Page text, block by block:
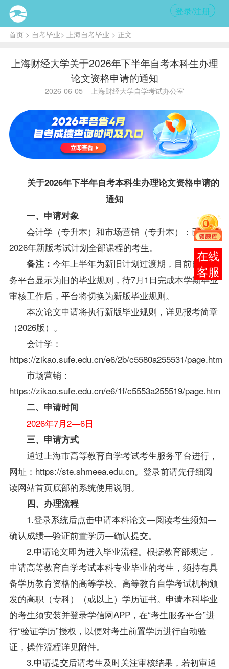
登录/注册
首页> 自考毕业> 上海自考毕业 > 正文
​上海财经大学关于2026年下半年自考本科生办理
论文资格申请的通知
2026-06-05 上海财经大学自学考试办公室
关于2026年下半年自考本科生办理论文资格申请的
通知
一、申请对象
会计学（专升本）和市场营销（专升本）：已考完
2026年新版考试计划全部课程的考生。
备注： 今年上半年为新旧计划过渡期，目前自考服
务平台显示为旧的毕业规则，待7月1日完成本学期毕业
审核工作后，平台将切换为新版毕业规则。
本次论文申请将执行新版毕业规则，详见报考简章
（2026版）。
会计学：
https://zikao.sufe.edu.cn/e6/2b/c5580a255531/page.htm
市场营销：
https://zikao.sufe.edu.cn/e6/1f/c5553a255519/page.htm
二、申请时间
2026年7月2—6日
三、申请方式
通过上海市高等教育自学考试考生服务平台进行，
网址：https://ste.shmeea.edu.cn。登录前请先仔细阅
读网站首页底部的系统使用说明。
四、办理流程
1.登录系统后点击申请本科论文—阅读考生须知—
确认成绩—验证前置学历—确认提交。
2.申请论文即为进入毕业流程。根据教育部规定，
申请高等教育自学考试本科专业毕业的考生，须持有具
备学历教育资格的高等学校、高等教育自学考试机构颁
发的高职（专科）（或以上）学历证书。申请本科毕业
的考生须安装并登录学信网APP，在“考生服务平台”进
行“验证学历”授权，以便对考生前置学历进行自动验
证，操作流程详见附件。
3.申请提交后请考生及时关注审核结果，若初审通
报考
咨询